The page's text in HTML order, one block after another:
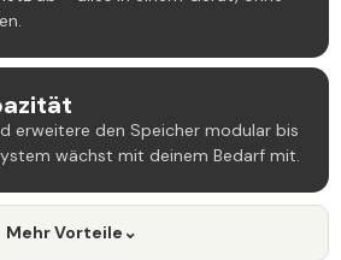
erweitere den Speicher modular bis
wächst mit deinem Bedarf mit.
Mehr Vorteile ⌄